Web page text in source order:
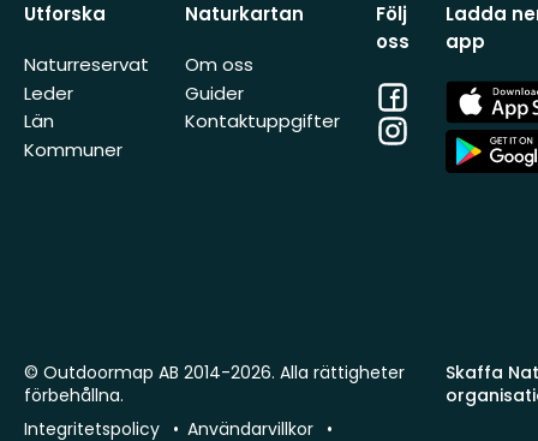
Utforska
Naturreservat
Leder
Län
Kommuner
Naturkartan
Om oss
Guider
Kontaktuppgifter
Följ
oss
Facebook
Instagram
Ladda
app
App
Store
App
Store
Skaffa
© Outdoormap AB 2014-2026. Alla rättigheter
förbehållna.
Integritetspolicy
Användarvillkor